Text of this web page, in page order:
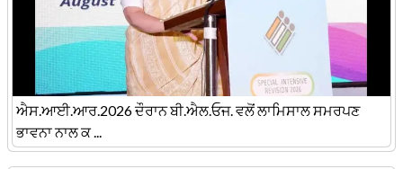
ਐਸ.ਆਈ.ਆਰ.2026 ਦੌਰਾਨ ਬੀ.ਐਲ.ਓਜ. ਵਲੋਂ ਲਾਮਿਸਾਲ ਸਮਰਪਣ
ਭਾਵਨਾ ਨਾਲ ਕ ...